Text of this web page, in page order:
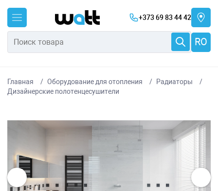
+373 69 83 44 42
RO
Главная Оборудование для отопления
Радиаторы
Дизайнерские полотенцесушители